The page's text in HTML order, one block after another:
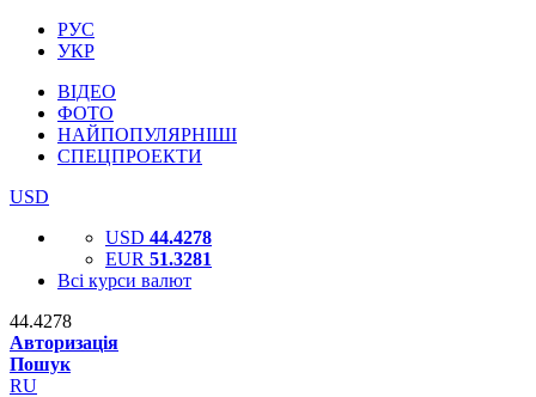
РУС
УКР
ВІДЕО
ФОТО
НАЙПОПУЛЯРНІШІ
СПЕЦПРОЕКТИ
USD
USD 44.4278
EUR 51.3281
Всі курси валют
44.4278
Авторизація
Пошук
RU